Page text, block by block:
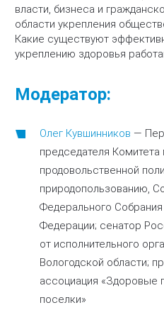
власти, бизнеса и
области укрепления
Какие существуют
укреплению здоровья
Модератор:
Олег Кувшинников —
председателя Комитета
продовольственной
природопользованию,
Федерального
Федерации; сенатор
от исполнительного
Вологодской области;
ассоциация «Здоровые
поселки»